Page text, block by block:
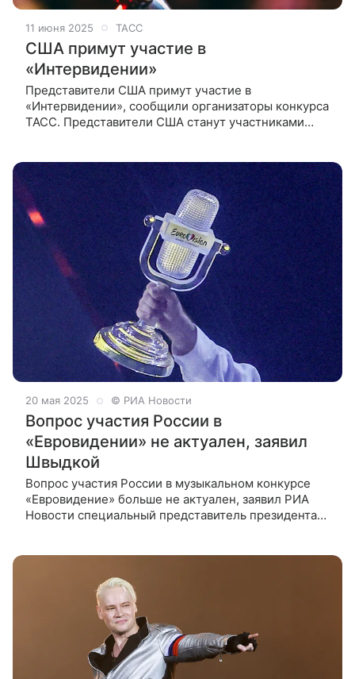
11 июня 2025 ТАСС
США примут участие в
«Интервидении»
Представители США примут участие в
«Интервидении», сообщили организаторы конкурса
ТАСС. Представители США станут участниками
организаторы конкурса.
20 мая 2025 © РИА Новости
Вопрос участия России в
«Евровидении» не актуален, заявил
Швыдкой
Вопрос участия России в музыкальном конкурсе
«Евровидение» больше не актуален, заявил РИА
Новости специальный представитель президента